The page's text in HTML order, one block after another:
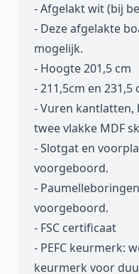
- Afgelakt wit (bij
- Deze afgelakte
mogelijk.
- Hoogte 201,5 cm
- 211,5cm en
- Vuren
twee vlakke MDF
- Slotgat en
voorgeboord.
-
voorgeboord.
- FSC certificaat
- PEFC keurmerk:
keurmerk voor